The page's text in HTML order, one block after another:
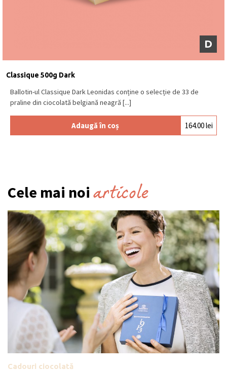
D
Classique 500g Dark
Ballotin-ul Classique Dark Leonidas conține o selecție de 33 de
praline din ciocolată belgiană neagră [...]
Adaugă în coș 164.00lei
Cele mai noi articole
Cadouri ciocolată